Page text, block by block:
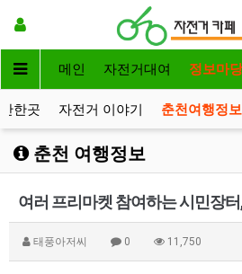
메인 자전거대여 정보마당
한곳 자전거 이야기 춘천여행정보
춘천 여행정보
여러 프리마켓 참여하는 시민장
태풍아저씨 0 11,750